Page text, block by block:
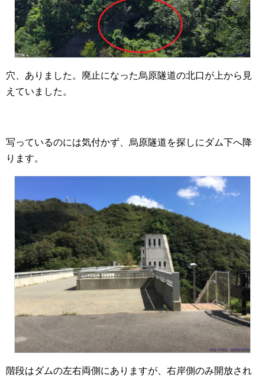
穴、ありました。廃止になった烏原隧道の北口が上から見
えていました。
写っているのには気付かず、烏原隧道を探しにダム下へ降
ります。
階段はダムの左右両側にありますが、右岸側のみ開放され